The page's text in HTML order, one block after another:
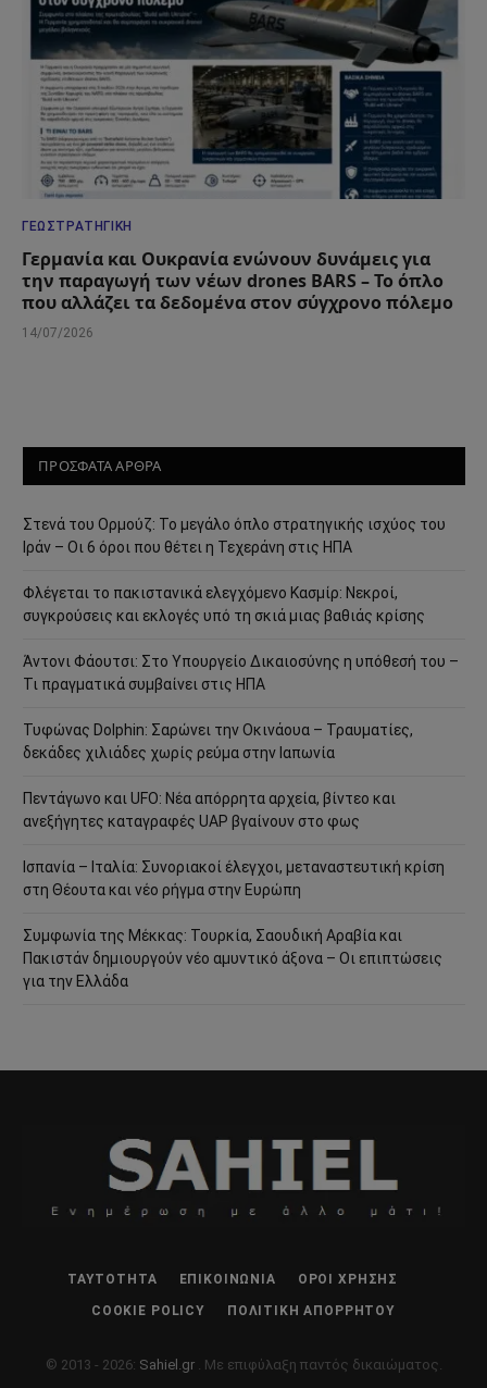
ΓΕΩΣΤΡΑΤΗΓΙΚΉ
Γερμανία και Ουκρανία ενώνουν δυνάμεις για
την παραγωγή των νέων drones BARS – Το όπλο
που αλλάζει τα δεδομένα στον σύγχρονο πόλεμο
14/07/2026
ΠΡΟΣΦΑΤΑ ΑΡΘΡΑ
Στενά του Ορμούζ: Το μεγάλο όπλο στρατηγικής ισχύος του
Ιράν – Οι 6 όροι που θέτει η Τεχεράνη στις ΗΠΑ
Φλέγεται το πακιστανικά ελεγχόμενο Κασμίρ: Νεκροί,
συγκρούσεις και εκλογές υπό τη σκιά μιας βαθιάς κρίσης
Άντονι Φάουτσι: Στο Υπουργείο Δικαιοσύνης η υπόθεσή του –
Τι πραγματικά συμβαίνει στις ΗΠΑ
Τυφώνας Dolphin: Σαρώνει την Οκινάουα – Τραυματίες,
δεκάδες χιλιάδες χωρίς ρεύμα στην Ιαπωνία
Πεντάγωνο και UFO: Νέα απόρρητα αρχεία, βίντεο και
ανεξήγητες καταγραφές UAP βγαίνουν στο φως
Ισπανία – Ιταλία: Συνοριακοί έλεγχοι, μεταναστευτική κρίση
στη Θέουτα και νέο ρήγμα στην Ευρώπη
Συμφωνία της Μέκκας: Τουρκία, Σαουδική Αραβία και
Πακιστάν δημιουργούν νέο αμυντικό άξονα – Οι επιπτώσεις
για την Ελλάδα
ΤΑΥΤΌΤΗΤΑ ΕΠΙΚΟΙΝΩΝΊΑ ΌΡΟΙ ΧΡΉΣΗΣ
COOKIE POLICY ΠΟΛΙΤΙΚΉ ΑΠΟΡΡΉΤΟΥ
© 2013 - 2026: Sahiel.gr . Με επιφύλαξη παντός δικαιώματος.